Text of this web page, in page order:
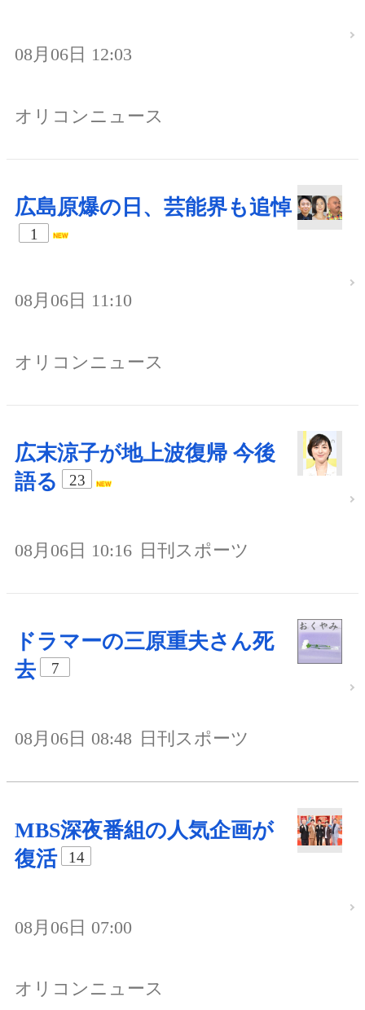
08月06日 12:03
オリコンニュース
広島原爆の日、芸能界も追悼
1
08月06日 11:10
オリコンニュース
広末涼子が地上波復帰 今後
語る
23
08月06日 10:16 日刊スポーツ
ドラマーの三原重夫さん死
去
7
08月06日 08:48 日刊スポーツ
MBS深夜番組の人気企画が
復活
14
08月06日 07:00
オリコンニュース